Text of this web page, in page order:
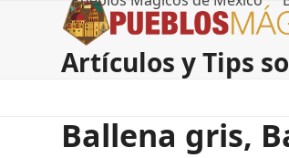
Artículos y Tips
Ballena gris,